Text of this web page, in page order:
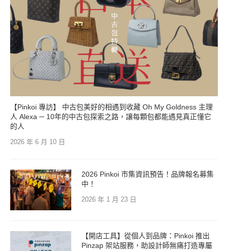
【Pinkoi 專訪】 中古包美好的相遇到收藏 Oh My Goldness 主理
人 Alexa ─ 10年的中古包探索之路，讓每顆包都能遇見真正懂它
的人
2026 年 6 月 10 日
2026 Pinkoi 市集資訊預告！品牌報名募集
中！
2026 年 1 月 23 日
【開店工具】從個人到品牌：Pinkoi 推出
Pinzap 架站服務，助設計師無痛打造專屬